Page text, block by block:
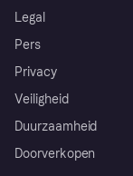
Legal
Pers
Privacy
Veiligheid
Duurzaamheid
Doorverkopen